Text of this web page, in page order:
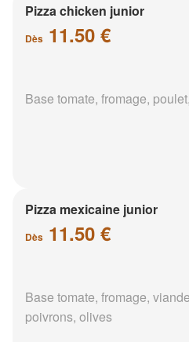
Pizza chicken junior
Dès 11.50 €
Base tomate, fromage,
Pizza mexicaine junior
Dès 11.50 €
Base tomate, fromage,
poivrons, olives